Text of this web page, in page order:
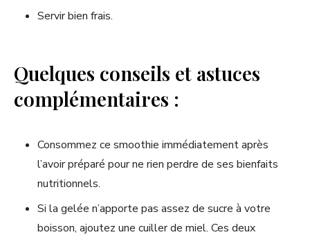
Servir bien frais.
Quelques conseils et astuces
complémentaires :
Consommez ce smoothie immédiatement après
l’avoir préparé pour ne rien perdre de ses bienfaits
nutritionnels.
Si la gelée n’apporte pas assez de sucre à votre
boisson, ajoutez une cuiller de miel. Ces deux